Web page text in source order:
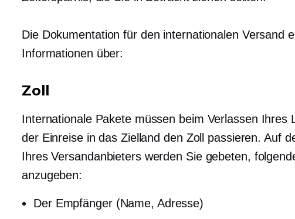
Die Dokumentation für den internationalen Versand
Informationen über:
Zoll
Internationale Pakete müssen beim Verlassen Ihres
der Einreise in das Zielland den Zoll passieren. Auf
Ihres Versandanbieters werden Sie gebeten,
anzugeben:
Der Empfänger (Name, Adresse)